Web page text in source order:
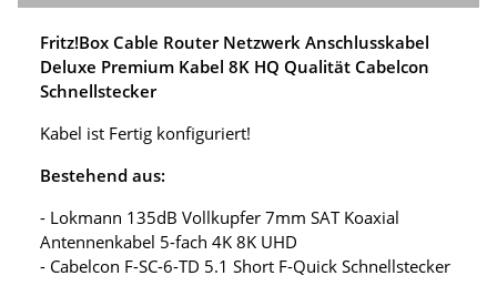
Fritz!Box Cable Router Netzwerk Anschlusskabel
Deluxe Premium Kabel 8K HQ Qualität Cabelcon
Schnellstecker
Kabel ist Fertig konfiguriert!
Bestehend aus:
- Lokmann 135dB Vollkupfer 7mm SAT Koaxial
Antennenkabel 5-fach 4K 8K UHD
- Cabelcon F-SC-6-TD 5.1 Short F-Quick Schnellstecker